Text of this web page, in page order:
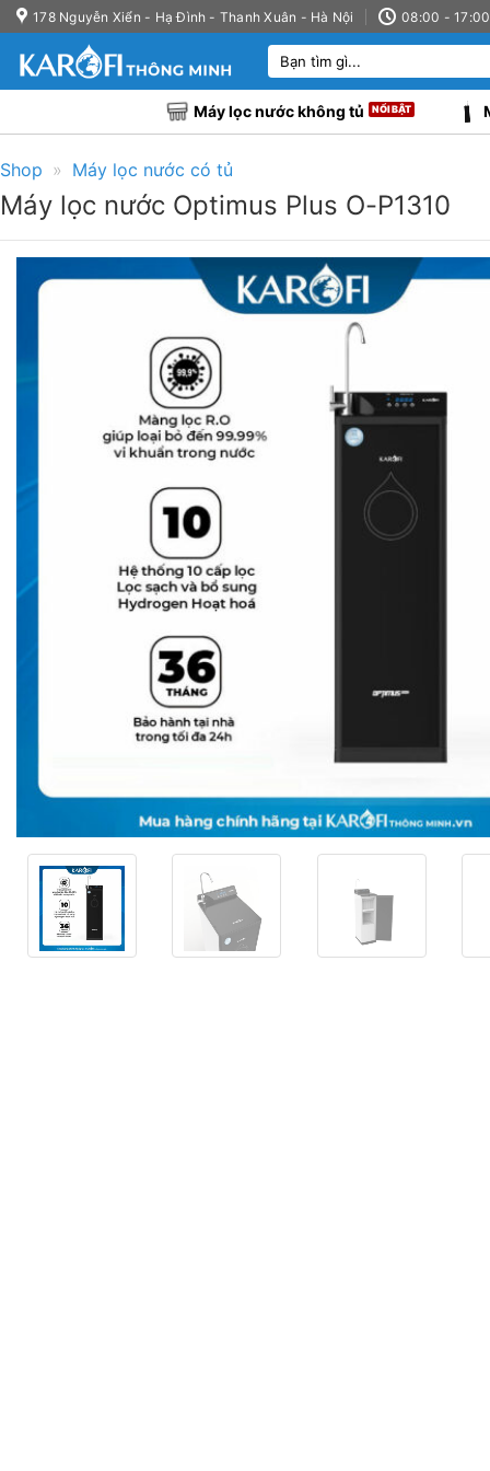
Bỏ
qua
dung
178 Nguyễn Xiển - Hạ Đình - Thanh Xuân - Hà Nội 08:00 - 17:00
Tìm
kiếm:
Máy lọc nước không tủ
Shop » Máy lọc nước có tủ
Máy lọc nước Optimus Plus O-P1310